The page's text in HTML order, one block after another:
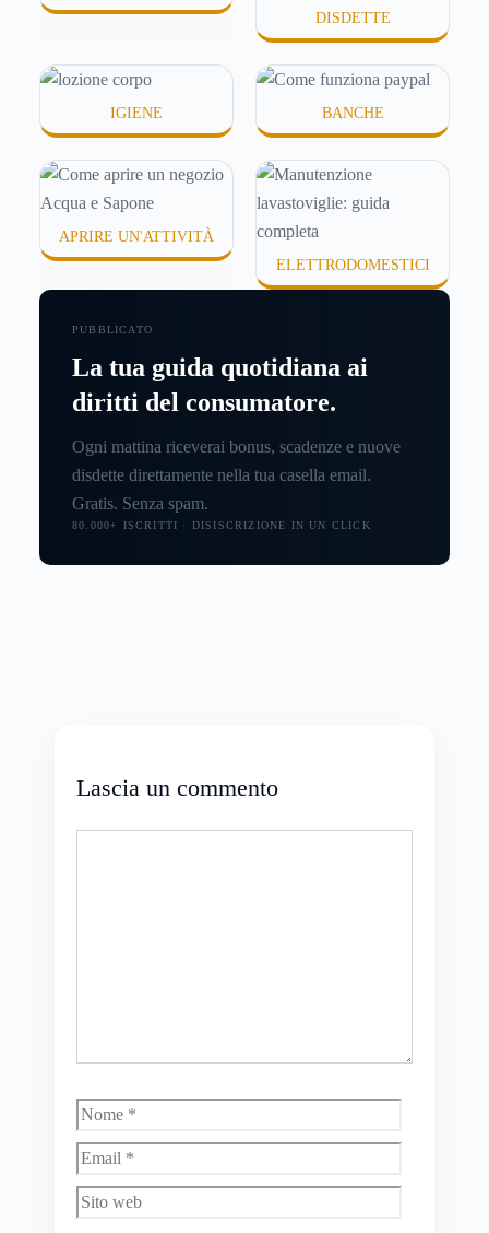
DISDETTE
IGIENE BANCHE
APRIRE UN'ATTIVITÀ
ELETTRODOMESTICI
PUBBLICATO
La tua guida quotidiana ai
diritti del consumatore.
Ogni mattina riceverai bonus, scadenze e nuove
disdette direttamente nella tua casella email.
Gratis. Senza spam.
80.000+ ISCRITTI · DISISCRIZIONE IN UN CLICK
Lascia un commento
Nome
web